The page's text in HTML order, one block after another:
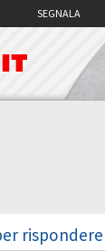
SEGNALA